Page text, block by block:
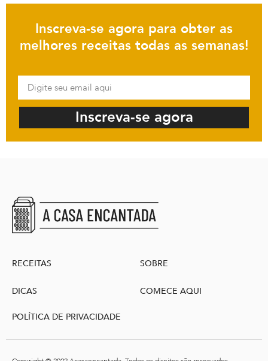
Inscreva-se agora para obter as
melhores receitas todas as semanas!
Inscreva-se agora
RECEITAS
DICAS
SOBRE
COMECE AQUI
POLÍTICA DE PRIVACIDADE